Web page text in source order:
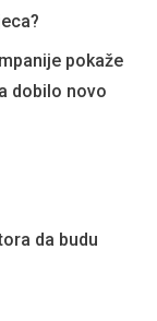
pokaže
dobilo novo
da budu